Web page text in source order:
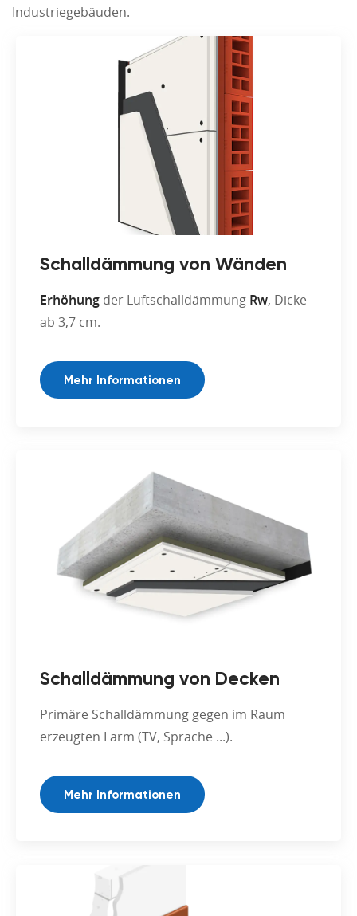
Industriegebäuden.
Schalldämmung von Wänden
Erhöhung der Luftschalldämmung Rw, Dicke
ab 3,7 cm.
Mehr Informationen
Schalldämmung von Decken
Primäre Schalldämmung gegen im Raum
erzeugten Lärm (TV, Sprache ...).
Mehr Informationen